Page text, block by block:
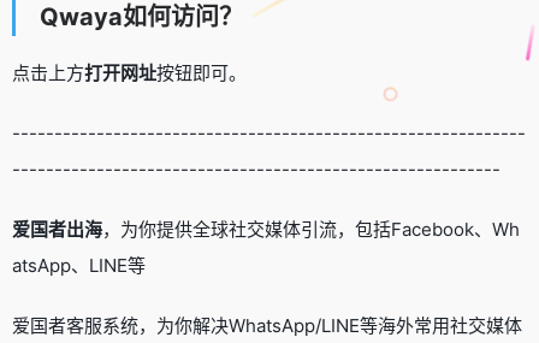
Qwaya如何访问？
点击上方打开网址按钮即可。
-------------------------------------------------------------
----------------------------------------------------------
爱国者出海，为你提供全球社交媒体引流，包括Facebook、Wh
atsApp、LINE等
爱国者客服系统，为你解决WhatsApp/LINE等海外常用社交媒体